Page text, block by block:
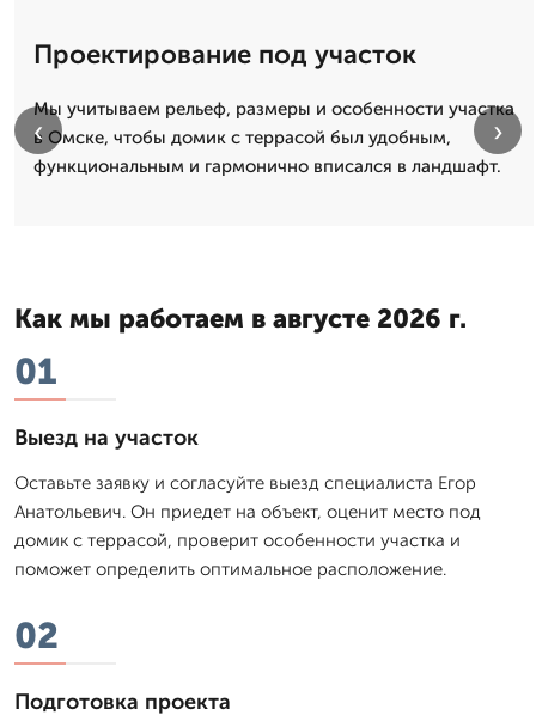
Проектирование под участок
Мы учитываем рельеф, размеры и особенности участка
в Омске, чтобы домик с террасой был удобным,
функциональным и гармонично вписался в ландшафт.
‹ ›
Как мы работаем в августе 2026 г.
01
Выезд на участок
Оставьте заявку и согласуйте выезд специалиста Егор
Анатольевич. Он приедет на объект, оценит место под
домик с террасой, проверит особенности участка и
поможет определить оптимальное расположение.
02
Подготовка проекта